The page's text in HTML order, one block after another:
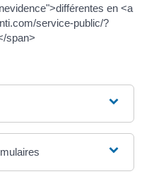
en <a
service-public/?
span>